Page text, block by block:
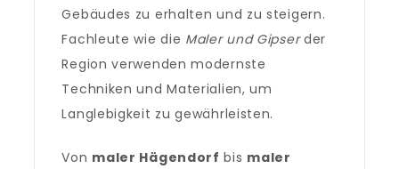
Gebäudes zu erhalten und zu steigern.
Fachleute wie die Maler und Gipserder
Region verwenden modernste
Techniken und Materialien, um
Langlebigkeit zu gewährleisten.
Von maler Hägendorf bis maler